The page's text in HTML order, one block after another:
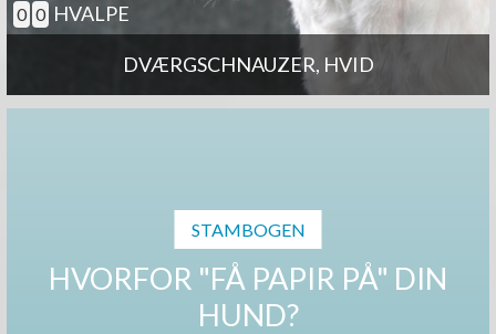
DVÆRGSCHNAUZER, HVID
0 0 HVALPE
STAMBOGEN
HVORFOR "FÅ PAPIR PÅ" DIN
HUND?